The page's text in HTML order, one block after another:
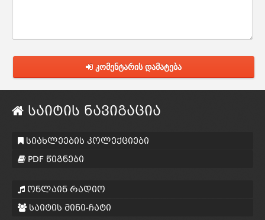
კომენტარის დამატება
საიტის ნავიგაცია
სიახლეების კოლექციები
PDF წიგნები
ონლაინ რადიო
საიტის მინი-ჩატი